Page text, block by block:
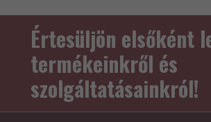
Értesüljön elsőként
termékeinkről és
szolgáltatásainkról!